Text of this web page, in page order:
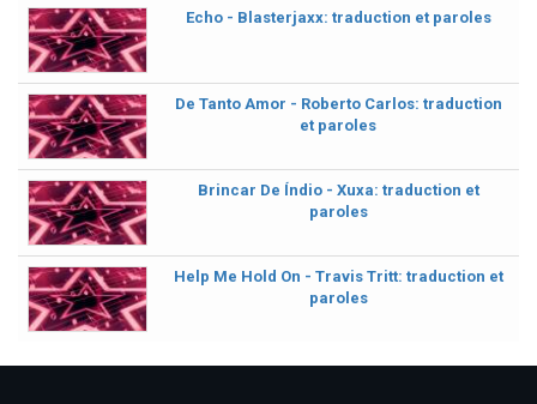
Echo - Blasterjaxx: traduction et paroles
De Tanto Amor - Roberto Carlos: traduction
et paroles
Brincar De Índio - Xuxa: traduction et
paroles
Help Me Hold On - Travis Tritt: traduction et
paroles